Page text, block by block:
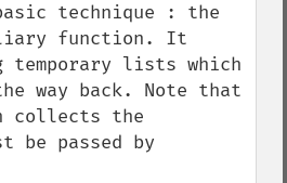
technique : the
function. It
temporary lists which
way back. Note that
collects the
be passed by